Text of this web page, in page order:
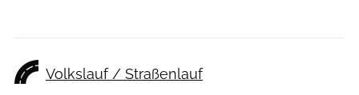
Volkslauf / Straßenlauf